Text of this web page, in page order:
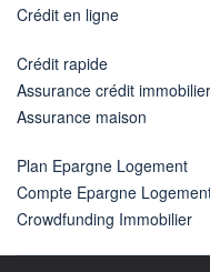
Crédit en ligne
Crédit rapide
Assurance crédit immobilier
Assurance maison
Plan Epargne Logement
Compte Epargne
Crowdfunding Immobilier